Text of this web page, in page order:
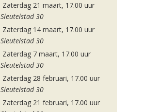
Zaterdag 21 maart, 17.00 uur
Sleutelstad 30
Zaterdag 14 maart, 17.00 uur
Sleutelstad 30
Zaterdag 7 maart, 17.00 uur
Sleutelstad 30
Zaterdag 28 februari, 17.00 uur
Sleutelstad 30
Zaterdag 21 februari, 17.00 uur